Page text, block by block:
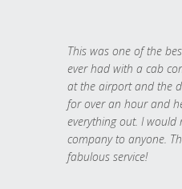
This was one of the
ever had with a cab
at the airport and the
for over an hour and
everything out. I would
company to anyone.
fabulous service!